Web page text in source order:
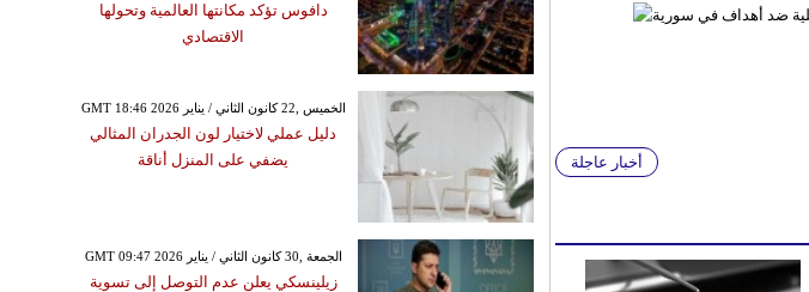
أخبار عاجلة
دافوس تؤكد مكانتها العالمية وتحولها
الاقتصادي
GMT 18:46 2026 الخميس ,22 كانون الثاني / يناير
دليل عملي لاختيار لون الجدران المثالي
يضفي على المنزل أناقة
GMT 09:47 2026 الجمعة ,30 كانون الثاني / يناير
زيلينسكي يعلن عدم التوصل إلى تسوية